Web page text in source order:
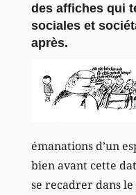
des affiches qui
sociales et
après.
émanations d’un
bien avant cette
se recadrer dans le